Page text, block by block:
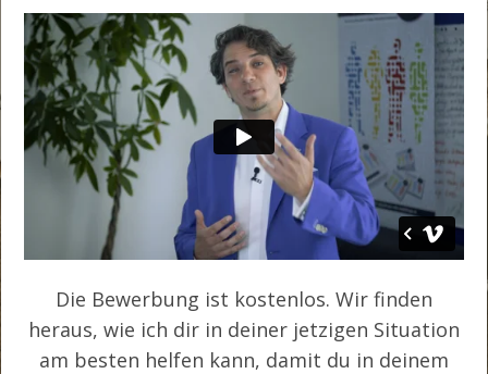
Die Bewerbung ist kostenlos. Wir finden
heraus, wie ich dir in deiner jetzigen Situation
am besten helfen kann, damit du in deinem